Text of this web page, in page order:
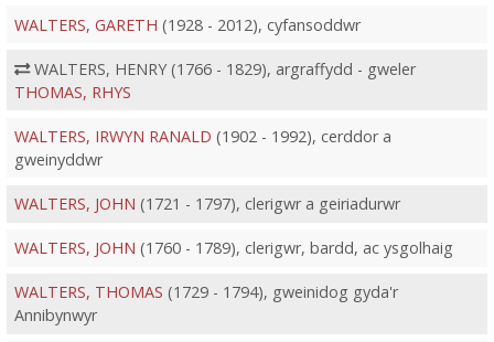
WALTERS, GARETH (1928 - 2012), cyfansoddwr
WALTERS, HENRY (1766 - 1829), argraffydd - gweler
THOMAS, RHYS
WALTERS, IRWYN RANALD (1902 - 1992), cerddor a
gweinyddwr
WALTERS, JOHN (1721 - 1797), clerigwr a geiriadurwr
WALTERS, JOHN (1760 - 1789), clerigwr, bardd, ac ysgolhaig
WALTERS, THOMAS (1729 - 1794), gweinidog gyda'r
Annibynwyr